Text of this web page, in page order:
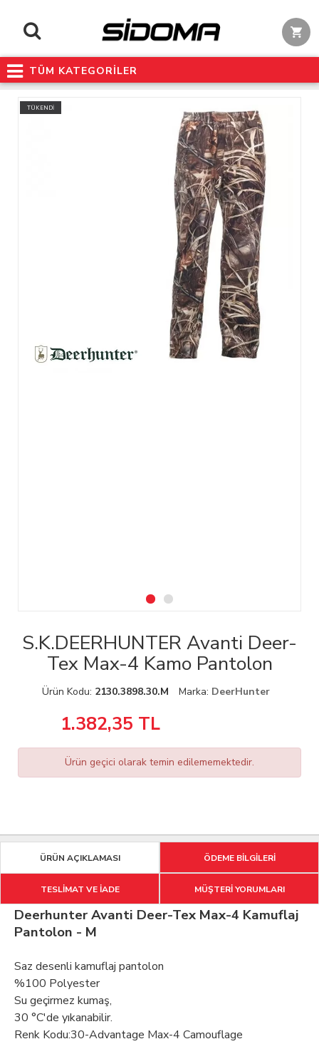
TÜM KATEGORİLER
TÜKENDİ
S.K.DEERHUNTER Avanti Deer-
Tex Max-4 Kamo Pantolon
Ürün Kodu: 2130.3898.30.M Marka: DeerHunter
1.382,35 TL
Ürün geçici olarak temin edilememektedir.
ÜRÜN AÇIKLAMASI ÖDEME BİLGİLERİ
TESLİMAT VE İADE MÜŞTERİ YORUMLARI
Deerhunter Avanti Deer-Tex Max-4 Kamuflaj
Pantolon - M
Saz desenli kamuflaj pantolon
%100 Polyester
Su geçirmez kumaş,
30 °C'de yıkanabilir.
Renk Kodu:30-Advantage Max-4 Camouflage